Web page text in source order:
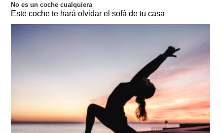
No es un coche cualquiera
Este coche te hará olvidar el sofá de tu casa